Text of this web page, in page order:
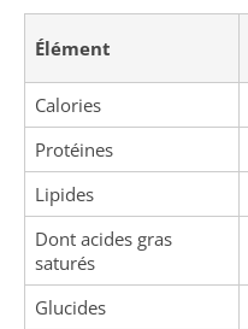
Élément
Calories
Protéines
Lipides
Dont acides gras
saturés
Glucides